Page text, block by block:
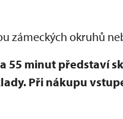
zámeckých okruhů
55 minut představí
Při nákupu